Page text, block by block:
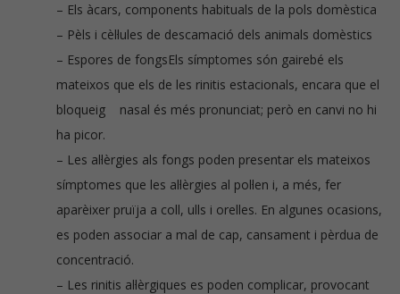
– Els àcars, components habituals de la pols domèstica
– Pèls i cèl·lules de descamació dels animals domèstics
– Espores de fongsEls símptomes són gairebé els
mateixos que els de les rinitis estacionals, encara que el
bloqueig nasal és més pronunciat; però en canvi no hi
ha picor.
– Les al·lèrgies als fongs poden presentar els mateixos
símptomes que les al·lèrgies al pol·len i, a més, fer
aparèixer pruïja a coll, ulls i orelles. En algunes ocasions,
es poden associar a mal de cap, cansament i pèrdua de
concentració.
– Les rinitis al·lèrgiques es poden complicar, provocant